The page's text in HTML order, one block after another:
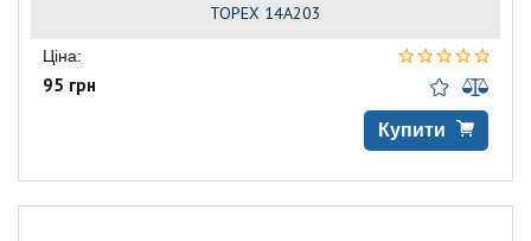
TOPEX 14A203
Ціна:
95 грн
Купити